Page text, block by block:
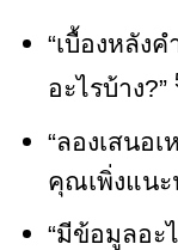
“เบื้องหลัง
อะไรบ้าง?”
“ลองเสนอ
คุณเพิ่งแนะ
“มีข้อมูลอะ